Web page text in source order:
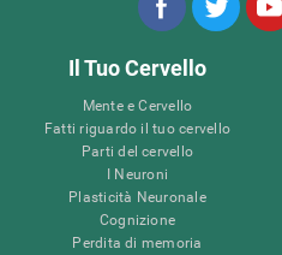
Il Tuo Cervello
Mente e Cervello
Fatti riguardo il tuo cervello
Parti del cervello
I Neuroni
Plasticità Neuronale
Cognizione
Perdita di memoria